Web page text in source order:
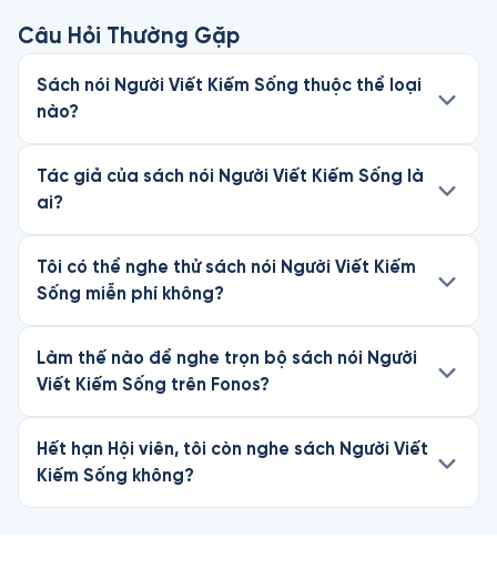
Câu Hỏi Thường Gặp
Sách nói Người Viết Kiếm Sống thuộc thể loại
nào?
Tác giả của sách nói Người Viết Kiếm Sống là
ai?
Tôi có thể nghe thử sách nói Người Viết Kiếm
Sống miễn phí không?
Làm thế nào để nghe trọn bộ sách nói Người
Viết Kiếm Sống trên Fonos?
Hết hạn Hội viên, tôi còn nghe sách Người Viết
Kiếm Sống không?